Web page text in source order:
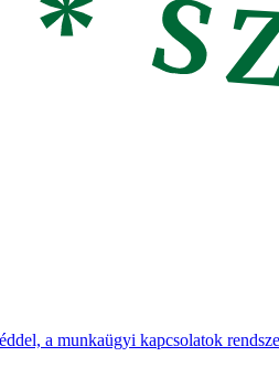
a munkaügyi kapcsolatok